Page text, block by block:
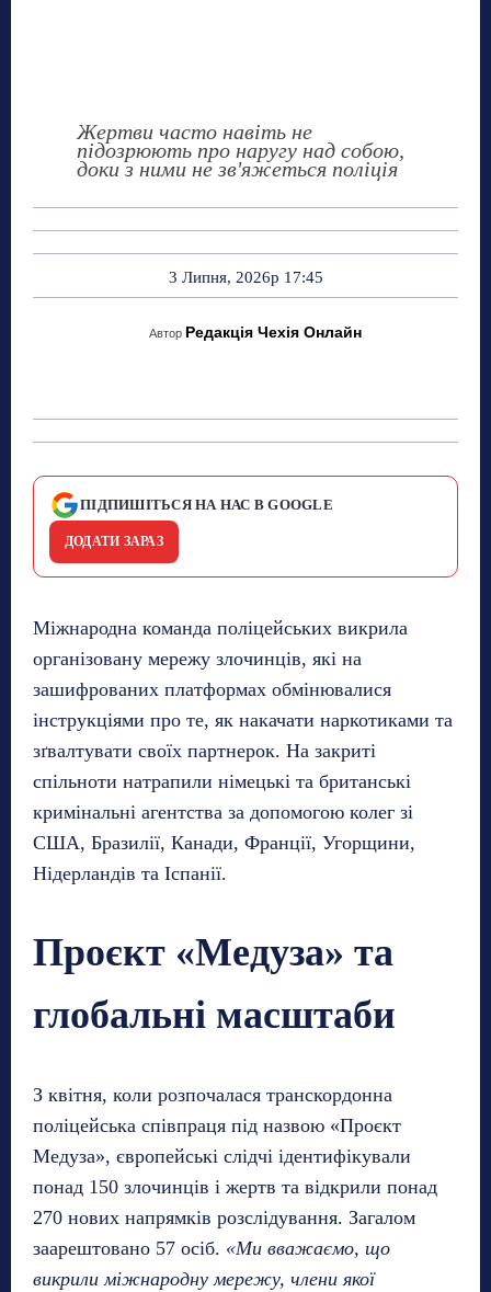
Жертви часто навіть не
підозрюють про наругу над собою,
доки з ними не зв'яжеться поліція
3 Липня, 2026р 17:45
Автор Редакція Чехія Онлайн
ПІДПИШІТЬСЯ НА НАС В GOOGLE
ДОДАТИ ЗАРАЗ
Міжнародна команда поліцейських викрила
організовану мережу злочинців, які на
зашифрованих платформах обмінювалися
інструкціями про те, як накачати наркотиками та
зґвалтувати своїх партнерок. На закриті
спільноти натрапили німецькі та британські
кримінальні агентства за допомогою колег зі
США, Бразилії, Канади, Франції, Угорщини,
Нідерландів та Іспанії.
Проєкт «Медуза» та
глобальні масштаби
З квітня, коли розпочалася транскордонна
поліцейська співпраця під назвою «Проєкт
Медуза», європейські слідчі ідентифікували
понад 150 злочинців і жертв та відкрили понад
270 нових напрямків розслідування. Загалом
заарештовано 57 осіб. «Ми вважаємо, що
викрили міжнародну мережу, члени якої